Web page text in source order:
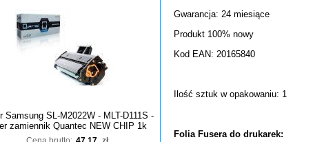
Samsung SL-M2022W - MLT-D111S -
zamiennik Quantec NEW CHIP 1k
Gwarancja: 24 miesiące
Produkt 100% nowy
Kod EAN: 20165840
Ilość sztuk w opakowaniu: 1
Folia Fusera do drukarek: